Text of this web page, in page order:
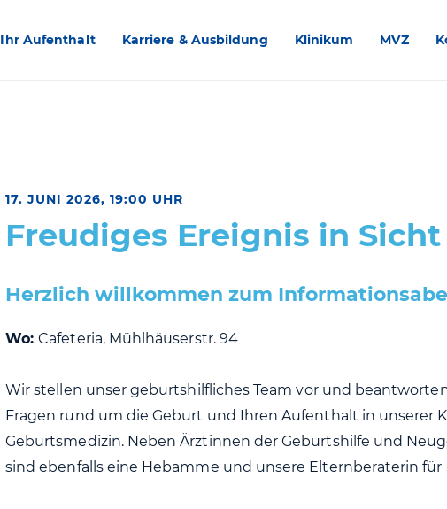
Ihr Aufenthalt Karriere & Ausbildung Klinikum MVZ
17. JUNI 2026, 19:00 UHR
Freudiges Ereignis in Sicht
Herzlich willkommen zum
Wo:Cafeteria, Mühlhäuserstr. 94
Wir stellen unser geburtshilfliches Team vor und
Fragen rund um die Geburt und Ihren Aufenthalt in unserer
Geburtsmedizin. Neben Ärztinnen der Geburtshilfe und
sind ebenfalls eine Hebamme und unsere Elternberaterin für